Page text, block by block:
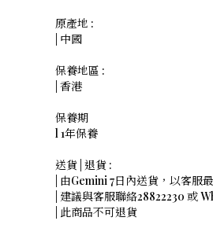
原產地 :
| 中國
保養地區 :
| 香港
保養期
l 1年保養
送貨 | 退貨 :
| 由Gemini 7日內送貨，以客服
| 建議與客服聯絡28822230 或
| 此商品不可退貨